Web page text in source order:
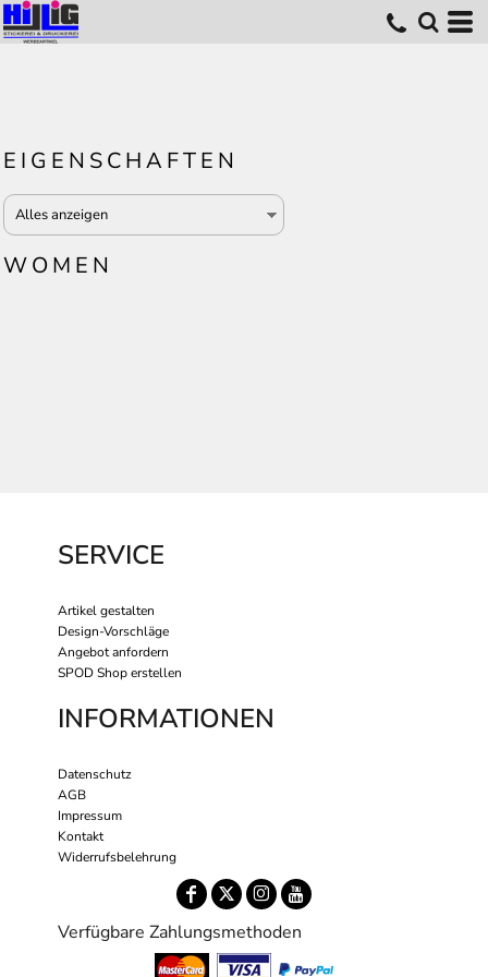
EIGENSCHAFTEN
WOMEN
SERVICE
Artikel gestalten
Design-Vorschläge
Angebot anfordern
SPOD Shop erstellen
INFORMATIONEN
Datenschutz
AGB
Impressum
Kontakt
Widerrufsbelehrung
Verfügbare Zahlungsmethoden